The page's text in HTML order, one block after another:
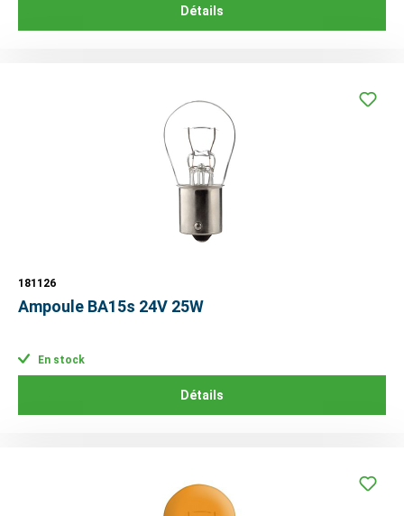
Détails
181126
Ampoule BA15s 24V 25W
En stock
Détails